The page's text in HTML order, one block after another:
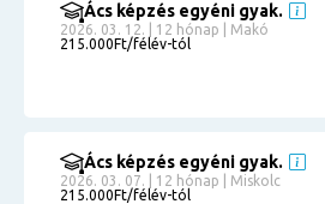
Ács képzés egyéni gyak.
2026. 03. 12. | 12 hónap | Makó
215.000Ft/félév-tól
Ács képzés egyéni gyak.
2026. 03. 07. | 12 hónap | Miskolc
215.000Ft/félév-tól